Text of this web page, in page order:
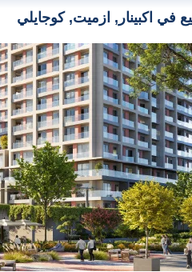
في اكبينار, ازميت, كوجايلي